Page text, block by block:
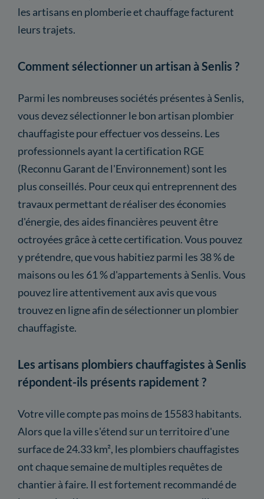
les artisans en plomberie et chauffage facturent
leurs trajets.
Comment sélectionner un artisan à Senlis ?
Parmi les nombreuses sociétés présentes à Senlis,
vous devez sélectionner le bon artisan plombier
chauffagiste pour effectuer vos desseins. Les
professionnels ayant la certification RGE
(Reconnu Garant de l'Environnement) sont les
plus conseillés. Pour ceux qui entreprennent des
travaux permettant de réaliser des économies
d'énergie, des aides financières peuvent être
octroyées grâce à cette certification. Vous pouvez
y prétendre, que vous habitiez parmi les 38 % de
maisons ou les 61 % d'appartements à Senlis. Vous
pouvez lire attentivement aux avis que vous
trouvez en ligne afin de sélectionner un plombier
chauffagiste.
Les artisans plombiers chauffagistes à Senlis
répondent-ils présents rapidement ?
Votre ville compte pas moins de 15583 habitants.
Alors que la ville s'étend sur un territoire d'une
surface de 24.33 km², les plombiers chauffagistes
ont chaque semaine de multiples requêtes de
chantier à faire. Il est fortement recommandé de